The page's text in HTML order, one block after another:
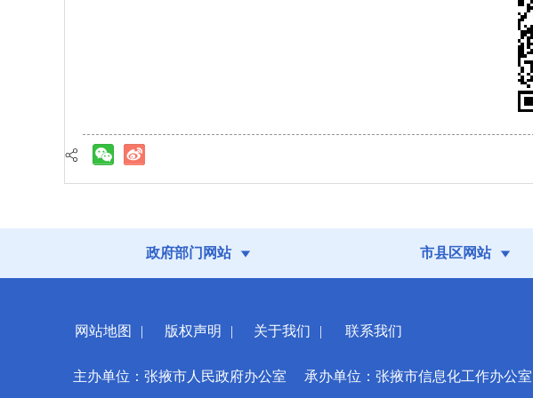
政府部门网站 市县区网站
网站地图 | 版权声明 | 关于我们 | 联系我们
主办单位：张掖市人民政府办公室 承办单位：张掖市信息化工作办公室